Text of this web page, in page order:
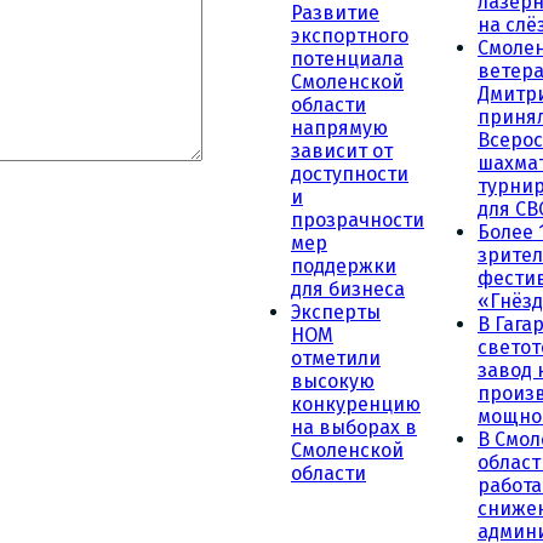
Развитие
экспортного
потенциала
Смоленской
области
напрямую
зависит от
доступности
и
прозрачности
мер
поддержки
для бизнеса
Эксперты
НОМ
отметили
высокую
конкуренцию
на выборах в
Смоленской
области
на
для
Более
В
завод
В